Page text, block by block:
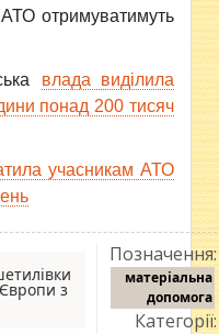
отримуватимуть
влада виділила
понад 200 тисяч
учасникам АТО
з
Позначення:
матеріальна
допомога
Категорії: